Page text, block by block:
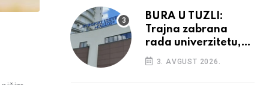
BURA U TUZLI:
Trajna zabrana
rada univerzitetu,
provedba sudskih
odluka
3. AVGUST 2026.